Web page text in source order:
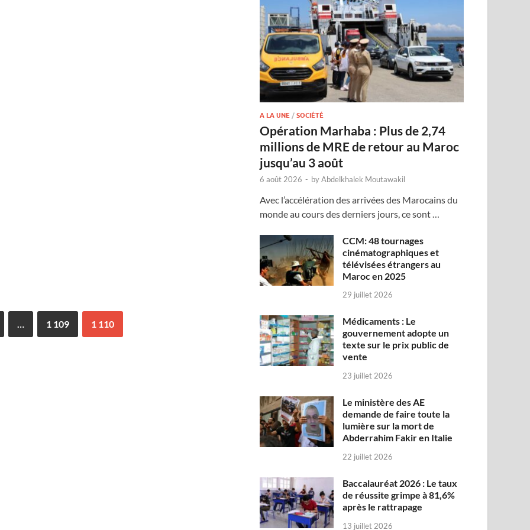
… 1 109 1 110
A LA UNE /SOCIÉTÉ
Opération Marhaba : Plus de 2,74
millions de MRE de retour au Maroc
jusqu’au 3 août
6 août 2026 - byAbdelkhalek Moutawakil
Avec l’accélération des arrivées des Marocains du
monde au cours des derniers jours, ce sont …
CCM: 48 tournages
cinématographiques et
télévisées étrangers au
Maroc en 2025
29 juillet 2026
Médicaments : Le
gouvernement adopte un
texte sur le prix public de
vente
23 juillet 2026
Le ministère des AE
demande de faire toute la
lumière sur la mort de
Abderrahim Fakir en Italie
22 juillet 2026
Baccalauréat 2026 : Le taux
de réussite grimpe à 81,6%
après le rattrapage
13 juillet 2026